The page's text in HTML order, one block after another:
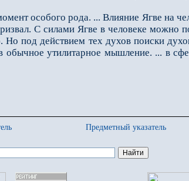
особого рода. ... Влияние Ягве на
С силами Ягве в человеке можно
Но под действием тех духов поиски
обычное утилитарное мышление. ... в
Предметный указатель